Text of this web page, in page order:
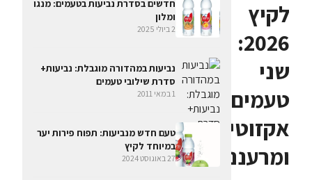
לקיץ
2026:
שני
טעמים
אקזוטיים
ומרעננים
חדשים בסדרת נביעות בטעמים: מנגו
ומלון
2 ביולי 2025
נביעות במהדורה מוגבלת: נביעות+
סדרת שילובי טעמים
1 במאי 2011
טעם חדש מנביעות: תפוח פירות יער
במיוחד לקיץ
27 באוגוסט 2024